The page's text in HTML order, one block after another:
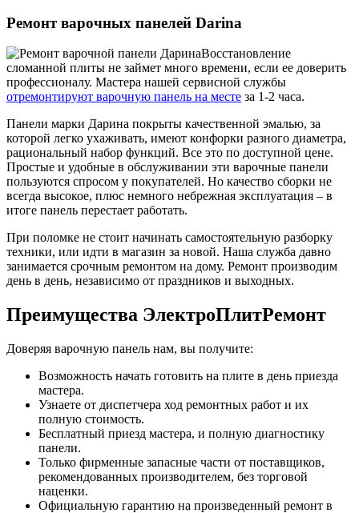
Ремонт варочных панелей Darina
Восстановление
сломанной плиты не займет много времени, если ее доверить
профессионалу. Мастера нашей сервисной службы
отремонтируют варочную панель на месте за 1-2 часа.
Панели марки Дарина покрыты качественной эмалью, за
которой легко ухаживать, имеют конфорки разного диаметра,
рациональный набор функций. Все это по доступной цене.
Простые и удобные в обслуживании эти варочные панели
пользуются спросом у покупателей. Но качество сборки не
всегда высокое, плюс немного небрежная эксплуатация – в
итоге панель перестает работать.
При поломке не стоит начинать самостоятельную разборку
техники, или идти в магазин за новой. Наша служба давно
занимается срочным ремонтом на дому. Ремонт производим
день в день, независимо от праздников и выходных.
Преимущества ЭлектроПлитРемонт
Доверяя варочную панель нам, вы получите:
Возможность начать готовить на плите в день приезда
мастера.
Узнаете от диспетчера ход ремонтных работ и их
полную стоимость.
Бесплатный приезд мастера, и полную диагностику
панели.
Только фирменные запасные части от поставщиков,
рекомендованных производителем, без торговой
наценки.
Официальную гарантию на произведенный ремонт в